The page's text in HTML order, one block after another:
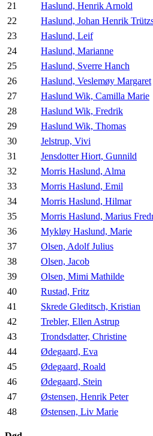
21
Haslund, Henrik Arnold
22
Haslund, Johan Henrik
23
Haslund, Leif
24
Haslund, Marianne
25
Haslund, Sverre Hanch
26
Haslund, Veslemøy Margaret
27
Haslund Wik, Camilla Marie
28
Haslund Wik, Fredrik
29
Haslund Wik, Thomas
30
Jelstrup, Vivi
31
Jensdotter Hiort, Gunnild
32
Morris Haslund, Alma
33
Morris Haslund, Emil
34
Morris Haslund, Hilmar
35
Morris Haslund, Marius
36
Mykløy Haslund, Marie
37
Olsen, Adolf Julius
38
Olsen, Jacob
39
Olsen, Mimi Mathilde
40
Rustad, Fritz
41
Skrede Gleditsch, Kristian
42
Trebler, Ellen Astrup
43
Trondsdatter, Christine
44
Ødegaard, Eva
45
Ødegaard, Roald
46
Ødegaard, Stein
47
Østensen, Henrik Peter
48
Østensen, Liv Marie